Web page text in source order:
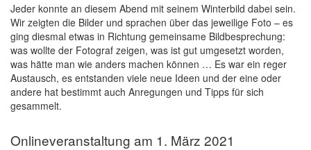
Jeder konnte an diesem Abend mit seinem Winterbild dabei sein.
Wir zeigten die Bilder und sprachen über das jeweilige Foto – es
ging diesmal etwas in Richtung gemeinsame Bildbesprechung:
was wollte der Fotograf zeigen, was ist gut umgesetzt worden,
was hätte man wie anders machen können … Es war ein reger
Austausch, es entstanden viele neue Ideen und der eine oder
andere hat bestimmt auch Anregungen und Tipps für sich
gesammelt.
Onlineveranstaltung am 1. März 2021